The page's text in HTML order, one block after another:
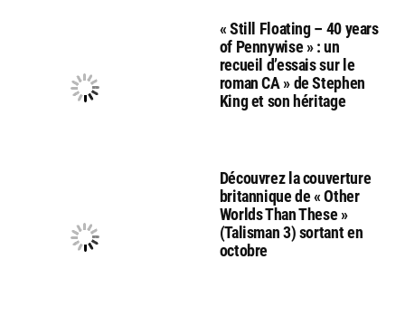
« Still Floating – 40 years
of Pennywise » : un
recueil d’essais sur le
roman CA » de Stephen
King et son héritage
Découvrez la couverture
britannique de « Other
Worlds Than These »
(Talisman 3) sortant en
octobre